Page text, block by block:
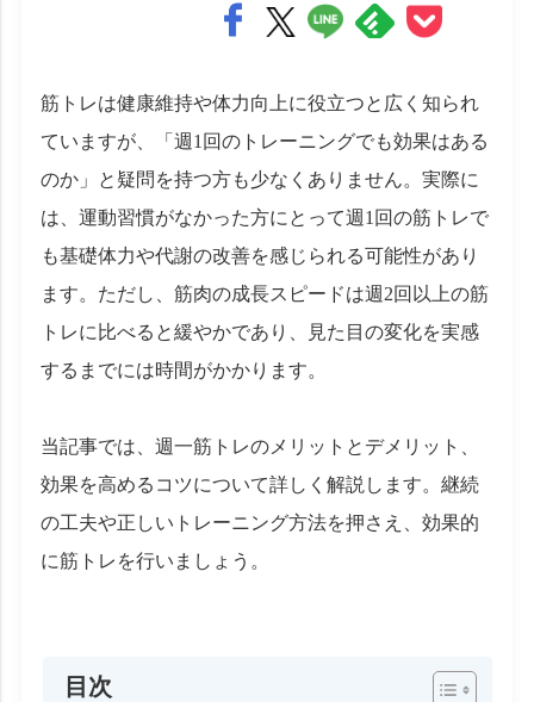
筋トレは健康維持や体力向上に役立つと広く知られ
ていますが、「週1回のトレーニングでも効果はある
のか」と疑問を持つ方も少なくありません。実際に
は、運動習慣がなかった方にとって週1回の筋トレで
も基礎体力や代謝の改善を感じられる可能性があり
ます。ただし、筋肉の成長スピードは週2回以上の筋
トレに比べると緩やかであり、見た目の変化を実感
するまでには時間がかかります。
当記事では、週一筋トレのメリットとデメリット、
効果を高めるコツについて詳しく解説します。継続
の工夫や正しいトレーニング方法を押さえ、効果的
に筋トレを行いましょう。
目次